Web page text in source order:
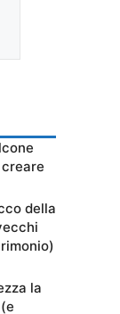
della
la